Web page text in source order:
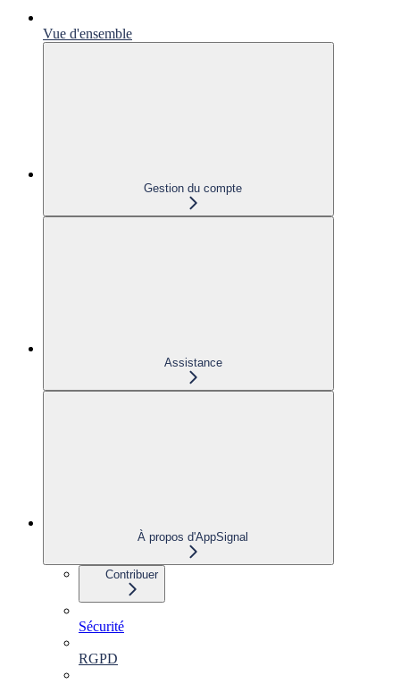
Vue d'ensemble
Gestion du compte
Assistance
À propos d'AppSignal
Contribuer
Sécurité
RGPD